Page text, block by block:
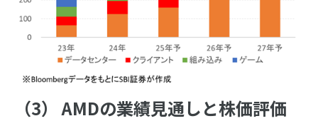
（3） AMDの業績見通しと株価評価